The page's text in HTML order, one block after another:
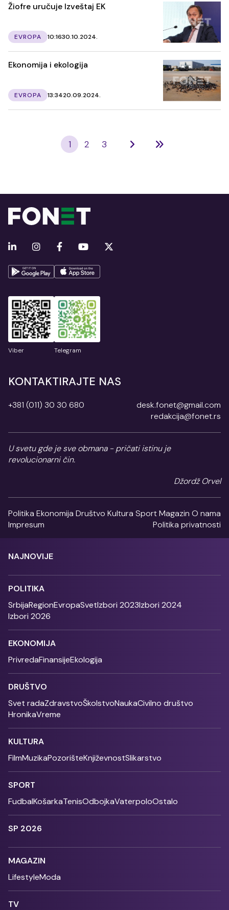
Žiofre uručuje Izveštaj EK
EVROPA 10:1630.10.2024.
Ekonomija i ekologija
EVROPA 13:3420.09.2024.
1 2 3
Viber Telegram
KONTAKTIRAJTE NAS
+381 (011) 30 30 680
desk.fonet@gmail.com
redakcija@fonet.rs
U svetu gde je sve obmana - pričati istinu je
revolucionarni čin.
Džordž Orvel
Politika Ekonomija Društvo Kultura SportMagazin O nama
Impresum
Politika privatnosti
NAJNOVIJE
POLITIKA
SrbijaRegionEvropaSvetIzbori 2023Izbori 2024
Izbori 2026
EKONOMIJA
PrivredaFinansijeEkologija
DRUŠTVO
Svet radaZdravstvoŠkolstvoNaukaCivilno društvo
HronikaVreme
KULTURA
FilmMuzikaPozorišteKnjiževnostSlikarstvo
SPORT
FudbalKošarkaTenisOdbojkaVaterpoloOstalo
SP 2026
MAGAZIN
LifestyleModa
TV